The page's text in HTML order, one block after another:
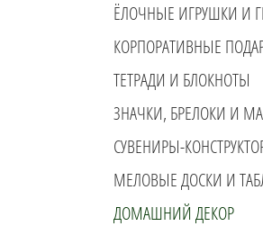
ЁЛОЧНЫЕ ИГРУШКИ И
КОРПОРАТИВНЫЕ
ТЕТРАДИ И БЛОКНОТЫ
ЗНАЧКИ, БРЕЛОКИ И
СУВЕНИРЫ-
МЕЛОВЫЕ ДОСКИ И
ДОМАШНИЙ ДЕКОР